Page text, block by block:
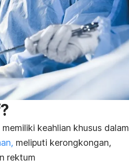
keahlian khusus dalam
meliputi kerongkongan,
rektum